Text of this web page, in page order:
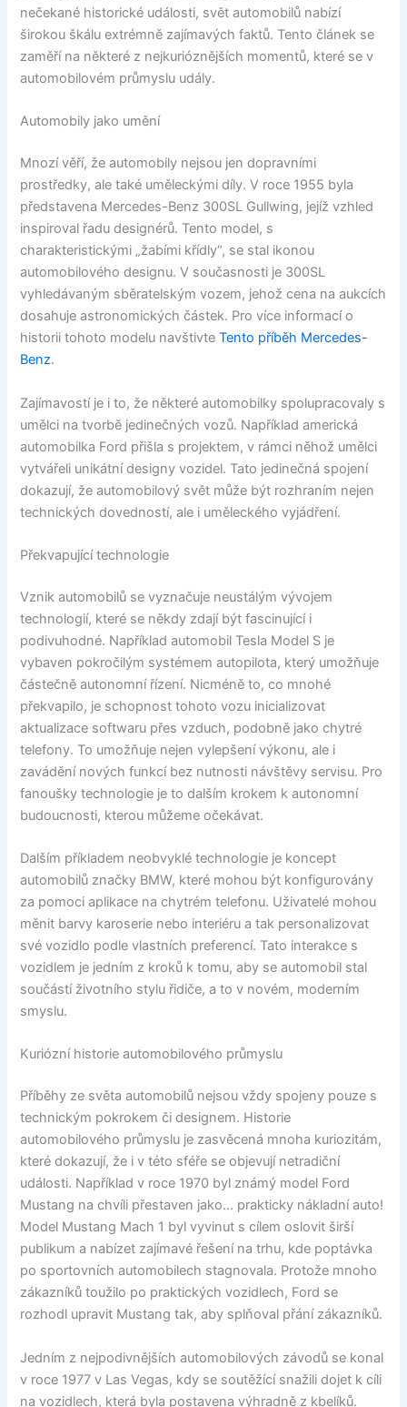
nečekané historické události, svět automobilů nabízí
širokou škálu extrémně zajímavých faktů. Tento článek se
zaměří na některé z nejkurióznějších momentů, které se v
automobilovém průmyslu udály.
Automobily jako umění
Mnozí věří, že automobily nejsou jen dopravními
prostředky, ale také uměleckými díly. V roce 1955 byla
představena Mercedes-Benz 300SL Gullwing, jejíž vzhled
inspiroval řadu designérů. Tento model, s
charakteristickými „žabími křídly“, se stal ikonou
automobilového designu. V současnosti je 300SL
vyhledávaným sběratelským vozem, jehož cena na aukcích
dosahuje astronomických částek. Pro více informací o
historii tohoto modelu navštivteTento příběh Mercedes-
Benz.
Zajímavostí je i to, že některé automobilky spolupracovaly s
umělci na tvorbě jedinečných vozů. Například americká
automobilka Ford přišla s projektem, v rámci něhož umělci
vytvářeli unikátní designy vozidel. Tato jedinečná spojení
dokazují, že automobilový svět může být rozhraním nejen
technických dovedností, ale i uměleckého vyjádření.
Překvapující technologie
Vznik automobilů se vyznačuje neustálým vývojem
technologií, které se někdy zdají být fascinující i
podivuhodné. Například automobil Tesla Model S je
vybaven pokročilým systémem autopilota, který umožňuje
částečně autonomní řízení. Nicméně to, co mnohé
překvapilo, je schopnost tohoto vozu inicializovat
aktualizace softwaru přes vzduch, podobně jako chytré
telefony. To umožňuje nejen vylepšení výkonu, ale i
zavádění nových funkcí bez nutnosti návštěvy servisu. Pro
fanoušky technologie je to dalším krokem k autonomní
budoucnosti, kterou můžeme očekávat.
Dalším příkladem neobvyklé technologie je koncept
automobilů značky BMW, které mohou být konfigurovány
za pomoci aplikace na chytrém telefonu. Uživatelé mohou
měnit barvy karoserie nebo interiéru a tak personalizovat
své vozidlo podle vlastních preferencí. Tato interakce s
vozidlem je jedním z kroků k tomu, aby se automobil stal
součástí životního stylu řidiče, a to v novém, moderním
smyslu.
Kuriózní historie automobilového průmyslu
Příběhy ze světa automobilů nejsou vždy spojeny pouze s
technickým pokrokem či designem. Historie
automobilového průmyslu je zasvěcená mnoha kuriozitám,
které dokazují, že i v této sféře se objevují netradiční
události. Například v roce 1970 byl známý model Ford
Mustang na chvíli přestaven jako… prakticky nákladní auto!
Model Mustang Mach 1 byl vyvinut s cílem oslovit širší
publikum a nabízet zajímavé řešení na trhu, kde poptávka
po sportovních automobilech stagnovala. Protože mnoho
zákazníků toužilo po praktických vozidlech, Ford se
rozhodl upravit Mustang tak, aby splňoval přání zákazníků.
Jedním z nejpodivnějších automobilových závodů se konal
v roce 1977 v Las Vegas, kdy se soutěžící snažili dojet k cíli
na vozidlech, která byla postavena výhradně z kbelíků.